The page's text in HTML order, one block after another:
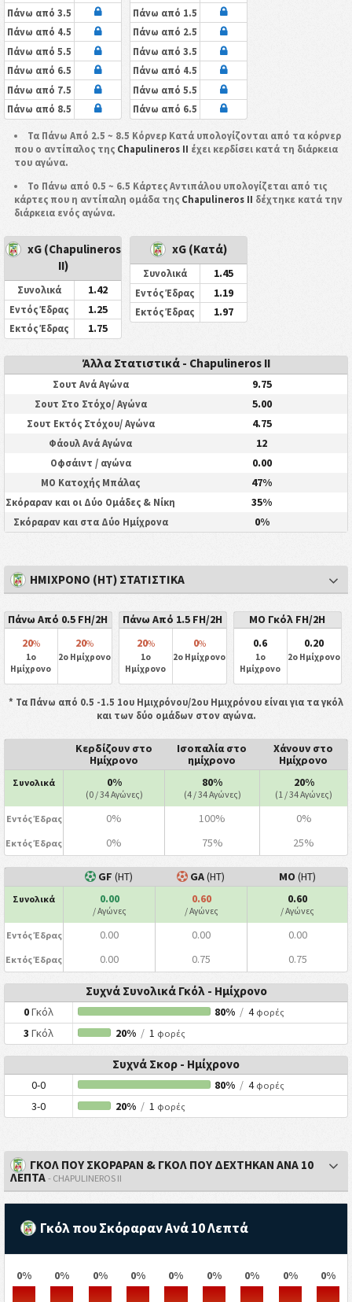
Πάνω από 3.5
Πάνω από 4.5
Πάνω από 5.5
Πάνω από 6.5
Πάνω από 7.5
Πάνω από 8.5
Πάνω από 1.5
Πάνω από 2.5
Πάνω από 3.5
Πάνω από 4.5
Πάνω από 5.5
Πάνω από 6.5
Τα Πάνω Από 2.5 ~ 8.5 Κόρνερ Κατά υπολογίζονται από τα κόρνερ
που ο αντίπαλος της Chapulineros II έχει κερδίσει κατά τη διάρκεια
του αγώνα.
Το Πάνω από 0.5 ~ 6.5 Κάρτες Αντιπάλου υπολογίζεται από τις
κάρτες που η αντίπαλη ομάδα της Chapulineros II δέχτηκε κατά την
διάρκεια ενός αγώνα.
xG (Chapulineros
II)
Συνολικά 1.42
Εντός Έδρας 1.25
Εκτός Έδρας 1.75
xG (Κατά)
Συνολικά 1.45
Εντός Έδρας 1.19
Εκτός Έδρας 1.97
Άλλα Στατιστικά - Chapulineros II
Σουτ Ανά Αγώνα 9.75
Σουτ Στο Στόχο/ Αγώνα 5.00
Σουτ Εκτός Στόχου/ Αγώνα 4.75
Φάουλ Ανά Αγώνα 12
Οφσάιντ / αγώνα 0.00
ΜΟ Κατοχής Μπάλας 47%
Σκόραραν και οι Δύο Ομάδες & Νίκη 35%
Σκόραραν και στα Δύο Ημίχρονα 0%
ΗΜΊΧΡΟΝΟ (HT) ΣΤΑΤΙΣΤΙΚΆ
Πάνω Από 0.5 FH/2H
20%
1ο
Ημίχρονο
20%
2ο Ημίχρονο
Πάνω Από 1.5 FH/2H
20%
1ο
Ημίχρονο
0%
2ο Ημίχρονο
ΜΟ Γκόλ FH/2H
0.6
1ο
Ημίχρονο
0.20
2ο Ημίχρονο
* Τα Πάνω από 0.5 -1.5 1ου Ημιχρόνου/2ου Ημιχρόνου είναι για τα γκόλ
και των δύο ομάδων στον αγώνα.
Κερδίζουν στο
Ημίχρονο
Ισοπαλία στο
ημίχρονο
Χάνουν στο
Ημίχρονο
Συνολικά 0%
(0 / 34 Αγώνες)
80%
(4 / 34 Αγώνες)
20%
(1 / 34 Αγώνες)
Εντός Έδρας 0% 100% 0%
Εκτός Έδρας 0% 75% 25%
GF (HT) GA(HT) ΜΟ (HT)
Συνολικά 0.00
/ Αγώνες
0.60
/ Αγώνες
0.60
/ Αγώνες
Εντός Έδρας 0.00 0.00 0.00
Εκτός Έδρας 0.00 0.75 0.75
Συχνά Συνολικά Γκόλ - Ημίχρονο
0Γκόλ 80% / 4 φορές
3Γκόλ 20% /1 φορές
Συχνά Σκορ - Ημίχρονο
0-0 80% / 4 φορές
3-0 20% /1 φορές
ΓΚΟΛ ΠΟΥ ΣΚΟΡΑΡΑΝ & ΓΚΟΛ ΠΟΥ ΔΕΧΤΗΚΑΝ ΑΝΑ 10
ΛΕΠΤΑ - CHAPULINEROS II
Γκόλ που Σκόραραν Ανά 10 Λεπτά
0% 0% 0% 0% 0% 0% 0% 0% 0%